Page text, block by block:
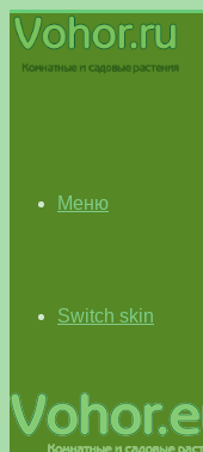
Меню
Switch skin